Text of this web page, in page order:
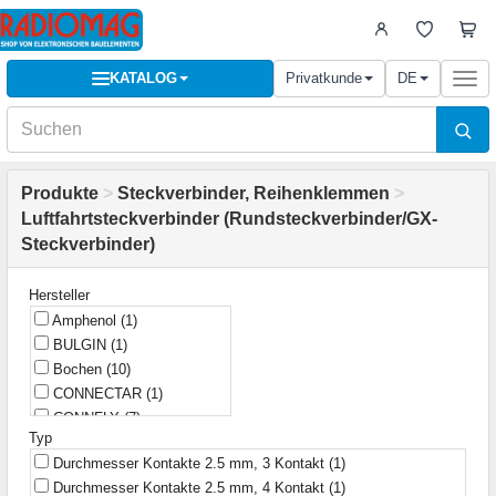
KATALOG Privatkunde DE
Produkte > Steckverbinder, Reihenklemmen >
Luftfahrtsteckverbinder (Rundsteckverbinder/GX-
Steckverbinder)
Hersteller
Amphenol (1)
BULGIN (1)
Bochen (10)
CONNECTAR (1)
CONNFLY(7)
China
Connfly(1)
DAFA LINKER(1)
Typ
Durchmesser Kontakte 2.5 mm, 3 Kontakt (1)
Durchmesser Kontakte 2.5 mm, 4 Kontakt (1)